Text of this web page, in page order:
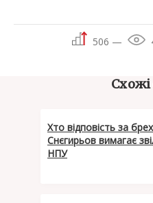
506 —
Схожі
Хто відповість за
Снєгирьов вимагає
НПУ